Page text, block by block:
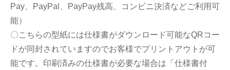
Pay、PayPal、PayPay残高、コンビニ決済などご利用可
能）
〇こちらの型紙には仕様書がダウンロード可能なQRコー
ドが同封されていますのでお客様でプリントアウトが可
能です。印刷済みの仕様書が必要な場合は「仕様書付